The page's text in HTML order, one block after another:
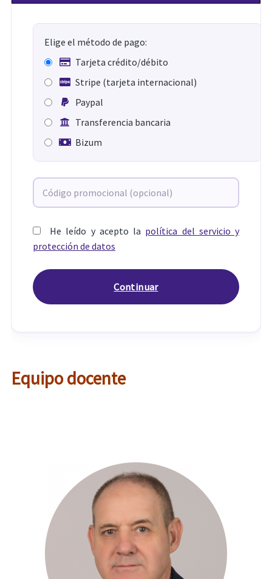
Elige el método de pago:
Tarjeta crédito/débito
Stripe (tarjeta internacional)
Paypal
Transferencia bancaria
Bizum
He leído y acepto la política del servicio y
protección de datos
Equipo docente